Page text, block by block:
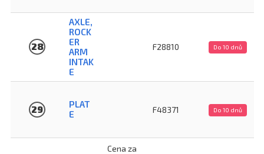
28
AXLE,
ROCK
ER
ARM
INTAK
E
F28810 Do 10 dnů
29
PLAT
E
F48371 Do 10 dnů
Cena za